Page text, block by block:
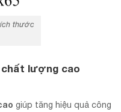
thước
chất lượng cao
giúp tăng hiệu quả công